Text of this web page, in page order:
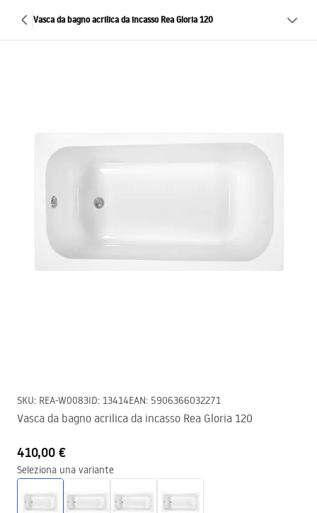
Vasca da bagno acrilica da incasso Rea Gloria 120
SKU: REA-W0083ID: 13414EAN: 5906366032271
Vasca da bagno acrilica da incasso Rea Gloria 120
410,00 €
Seleziona una variante